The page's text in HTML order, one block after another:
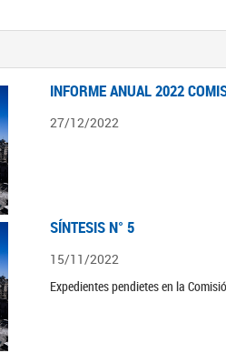
INFORME ANUAL 2022
27/12/2022
SÍNTESIS N° 5
15/11/2022
Expedientes pendietes en la